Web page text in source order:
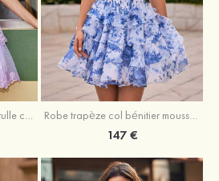
Trapèze épaule dénudée tulle courte/mini robe de fête de la rentrée avec paillettes Robe trapèze col bénitier mousseline courte/mini robe de fête de la rentrée avec appliqué
147 €